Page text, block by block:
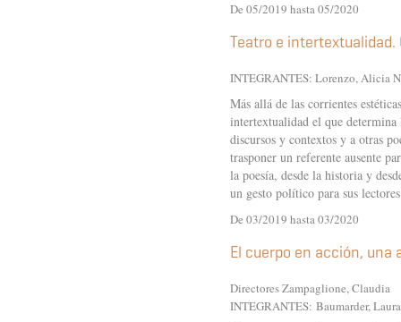
De 05/2019 hasta 05/2020
Teatro e intertextualidad.
INTEGRANTES: Lorenzo, Alicia
Más allá de las corrientes
intertextualidad el que
discursos y contextos y a otras
trasponer un referente ausente
la poesía, desde la historia y
un gesto político para sus
De 03/2019 hasta 03/2020
El cuerpo en acción,
Directores Zampaglione, Claudia
INTEGRANTES: Baumarder,